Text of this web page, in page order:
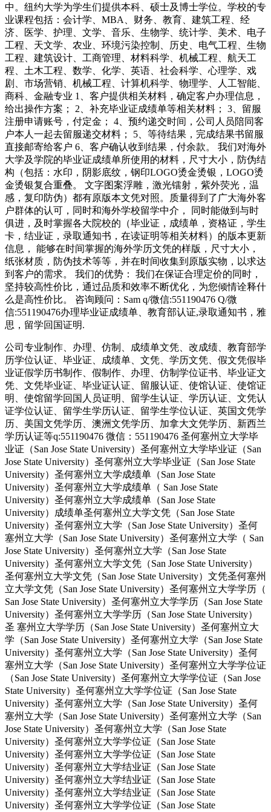
中。纽约大学为学生们提供本科、硕士及博士学位。学校的专
业课程包括：会计学、MBA、财务、教育、建筑工程、经
济、医学、护理、文学、音乐、生物学、统计学、美术、电子
工程、天文学、农业、环境污染控制、历史、电气工程、生物
工程、建筑设计、工商管理、材料科学、机械工程、航天工
程、土木工程、数学、化学、英语、社会科学、心理学、戏
剧、市场营销、机械工程、计算机科学、物理学、人工智能、
商科、金融专业 1、客户提供相关材料，确定客户办理信息，
给出操作方案； 2、补充毕业证成绩单等相关材料； 3、留服
注册申请账号，付定金； 4、预约递交时间，公司人员陪同客
户本人一起去留服递交材料； 5、等待结果，完成结果书留服
直接邮寄给客户 6、客户确认收到结果，付余款。 我们对海外
大学及学院的毕业证成绩单所使用的材料，尺寸大小，防伪结
构（包括：水印，阴影底纹，钢印LOGO烫金烫银，LOGO烫
金烫银复合重叠。 文字图案浮雕，激光镭射，紫外荧光，温
感，复印防伪）都有原版本文凭对照。质量得到了广大海外客
户群体的认可，同时和海外学校留学中介， 同时能做到与时
俱进，及时掌握各大院校的（毕业证，成绩单，资格证，学生
卡，结业证，录取通知书，在读证明等相关材料）的版本更新
信息， 能够在时间掌握的海外学历文凭的样版，尺寸大小，
纸张材质，防伪技术等等，并在时间收集到原版实物，以求达
到客户的需求。 我们的优势： 我们在保证合理定价的同时，
坚持较高性价比，通过品质和效率不断优化，为您倾情诠释什
么是高性价比。 咨询顾问：Sam q/微信:551190476 Q/微
信:551190476办理毕业证成绩单、教育部认证,录取通知书，雅
思，留学回国证明.
公司专业制作、办理、仿制、成绩单文凭、改成绩、教育部学
历学位认证、毕业证、成绩单、文凭、学历文凭、假文凭假毕
业证假学历书制作、假制作、办理、仿制学位证书、毕业证文
凭、文凭毕业证、毕业证认证、留服认证、使馆认证、使馆证
明、使馆留学回国人员证明、留学生认证、学历认证、文凭认
证学位认证、留学生学历认证、留学生学位认证、英国文凭学
历、美国文凭学历、澳洲文凭学历、加拿大文凭学历、新西兰
学历认证等q:551190476 微信：551190476 圣何塞州立大学毕
业证（San Jose State University）圣何塞州立大学毕业证（San
Jose State University）圣何塞州立大学毕业证（San Jose State
University）圣何塞州立大学成绩单（San Jose State
University）圣何塞州立大学成绩单（ San Jose State
University）圣何塞州立大学成绩单（San Jose State
University）成绩单圣何塞州立大学文凭（San Jose State
University）圣何塞州立大学（San Jose State University）圣何
塞州立大学（San Jose State University）圣何塞州立大学（ San
Jose State University）圣何塞州立大学（San Jose State
University）圣何塞州立大学文凭（San Jose State University）
圣何塞州立大学文凭（San Jose State University）文凭圣何塞州
立大学文凭（San Jose State University）圣何塞州立大学学历（
San Jose State University）圣何塞州立大学学历（San Jose State
University）圣何塞州立大学学历（San Jose State University）
圣 塞州立大学学历（San Jose State University）圣何塞州立大
学（San Jose State University）圣何塞州立大学（San Jose State
University）圣何塞州立大学（San Jose State University）圣何
塞州立大学（San Jose State University）圣何塞州立大学学位证
（San Jose State University）圣何塞州立大学学位证（San Jose
State University）圣何塞州立大学学位证（San Jose State
University）圣何塞州立大学（San Jose State University）圣何
塞州立大学（San Jose State University）圣何塞州立大学（San
Jose State University）圣何塞州立大学（San Jose State
University）圣何塞州立大学学位证（San Jose State
University）圣何塞州立大学学位证（San Jose State
University）圣何塞州立大学结业证（San Jose State
University）圣何塞州立大学结业证（San Jose State
University）圣何塞州立大学结业证（San Jose State
University）圣何塞州立大学学位证（San Jose State